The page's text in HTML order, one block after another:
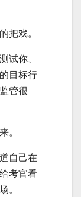
把戏。
试你、
目标行
管很
。
自己在
考官看
。